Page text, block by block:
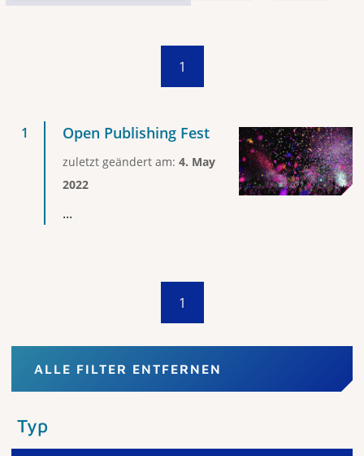
1
Open Publishing Fest
zuletzt geändert am: 4. May
2022
...
1
ALLE FILTER ENTFERNEN
Typ